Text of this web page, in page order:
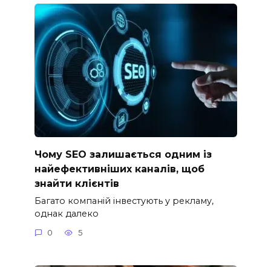
Чому SEO залишається одним із
найефективніших каналів, щоб
знайти клієнтів
Багато компаній інвестують у рекламу,
однак далеко
0 5